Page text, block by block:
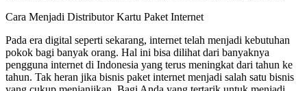
Cara Menjadi Distributor Kartu Paket Internet
Pada era digital seperti sekarang, internet telah menjadi kebutuhan
pokok bagi banyak orang. Hal ini bisa dilihat dari banyaknya
pengguna internet di Indonesia yang terus meningkat dari tahun ke
tahun. Tak heran jika bisnis paket internet menjadi salah satu bisnis